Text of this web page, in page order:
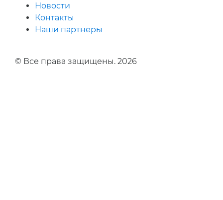
Новости
Контакты
Наши партнеры
© Все права защищены. 2026